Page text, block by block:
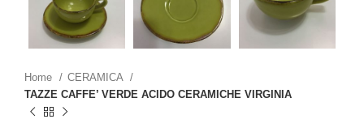
Home
CERAMICA
TAZZE CAFFE’ VERDE ACIDO CERAMICHE VIRGINIA